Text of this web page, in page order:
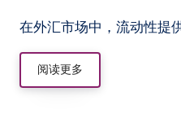
在外汇市场中，流动性
阅读更多